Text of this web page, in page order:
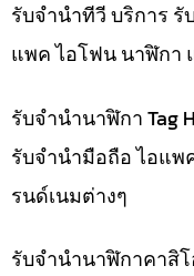
รับจำนำทีวี บริการ
แพค ไอโฟน นาฬิกา
รับจำนำนาฬิกา Tag
รับจำนำมือถือ ไอแ
รนด์เนมต่างๆ
รับจำนำนาฬิกาคาสิ